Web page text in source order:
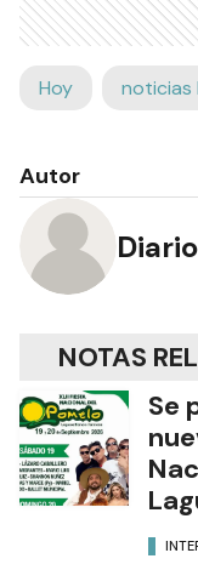
Hoy noticias
Autor
NOTAS
Se